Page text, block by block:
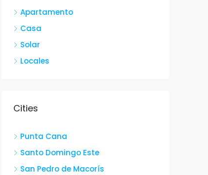
Apartamento
Casa
Solar
Locales
Cities
Punta Cana
Santo Domingo Este
San Pedro de Macorís